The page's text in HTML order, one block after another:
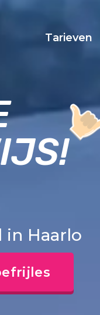
Tarieven
in Haarlo